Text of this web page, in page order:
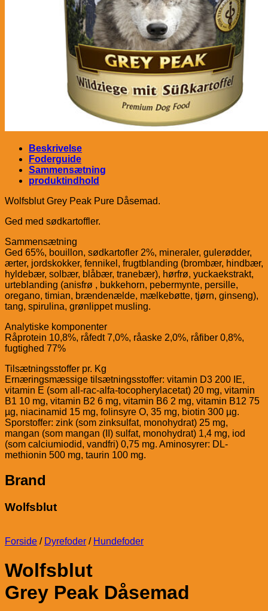
Beskrivelse
Foderguide
Sammensætning
produktindhold
Wolfsblut Grey Peak Pure Dåsemad.
Ged med sødkartoffler.
Sammensætning
Ged 65%, bouillon, sødkartofler 2%, mineraler, gulerødder,
ærter, jordskokker, fennikel, frugtblanding (brombær, hindbær,
hyldebær, solbær, blåbær, tranebær), hørfrø, yuckaekstrakt,
urteblanding (anisfrø , bukkehorn, pebermynte, persille,
oregano, timian, brændenælde, mælkebøtte, tjørn, ginseng),
tang, spirulina, grønlippet musling.
Analytiske komponenter
Råprotein 10,8%, råfedt 7,0%, råaske 2,0%, råfiber 0,8%,
fugtighed 77%
Tilsætningsstoffer pr. Kg
Ernæringsmæssige tilsætningsstoffer: vitamin D3 200 IE,
vitamin E (som all-rac-alfa-tocopherylacetat) 20 mg, vitamin
B1 10 mg, vitamin B2 6 mg, vitamin B6 2 mg, vitamin B12 75
µg, niacinamid 15 mg, folinsyre O, 35 mg, biotin 300 µg.
Sporstoffer: zink (som zinksulfat, monohydrat) 25 mg,
mangan (som mangan (II) sulfat, monohydrat) 1,4 mg, iod
(som calciumiodid, vandfri) 0,75 mg. Aminosyrer: DL-
methionin 500 mg, taurin 100 mg.
Brand
Wolfsblut
Forside / Dyrefoder / Hundefoder
Wolfsblut
Grey Peak Dåsemad